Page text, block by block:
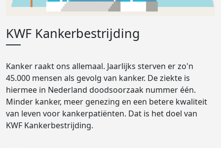
KWF Kankerbestrijding
Kanker raakt ons allemaal. Jaarlijks sterven er zo'n
45.000 mensen als gevolg van kanker. De ziekte is
hiermee in Nederland doodsoorzaak nummer één.
Minder kanker, meer genezing en een betere kwaliteit
van leven voor kankerpatiënten. Dat is het doel van
KWF Kankerbestrijding.